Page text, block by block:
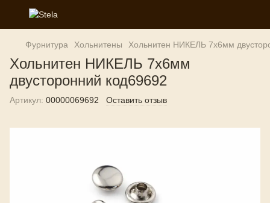
Фурнитура Хольнитены Хольнитен НИКЕЛЬ 7х6мм
Хольнитен НИКЕЛЬ 7х6мм
двусторонний код69692
Артикул: 00000069692 Оставить отзыв